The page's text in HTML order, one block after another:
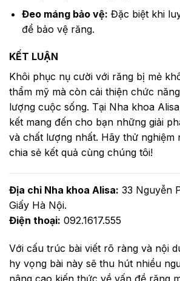
Đeo máng bảo vệ: Đặc biệt khi
để bảo vệ răng.
KẾT LUẬN
Khôi phục nụ cười với răng bị mẻ
thẩm mỹ mà còn cải thiện chức
lượng cuộc sống. Tại Nha khoa
kết mang đến cho bạn những giải
và chất lượng nhất. Hãy thử nghiệm
chia sẻ kết quả cùng chúng tôi!
Địa chỉ Nha khoa Alisa: 33 Nguyễn
Giấy Hà Nội.
Điện thoại: 092.1617.555
Với cấu trúc bài viết rõ ràng và nội
hy vọng bài này sẽ thu hút nhiều